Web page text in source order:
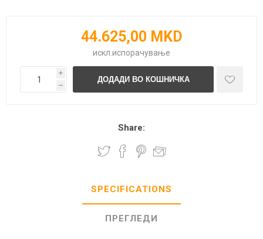
44.625,00 MKD
искл. испорачување
i
h
Share:
SPECIFICATIONS
ПРЕГЛЕДИ